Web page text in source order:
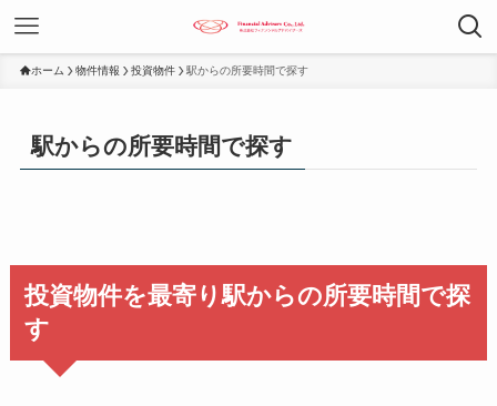
ホーム 物件情報 投資物件 駅からの所要時間で探す
駅からの所要時間で探す
投資物件を最寄り駅からの所要時間で探
す